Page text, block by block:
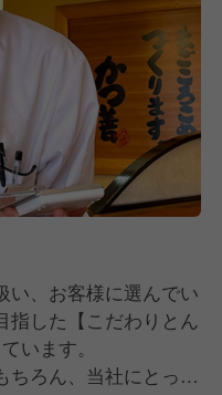
い、お客様に選んでい
指した【こだわりとん
います。
ちろん、当社にとって